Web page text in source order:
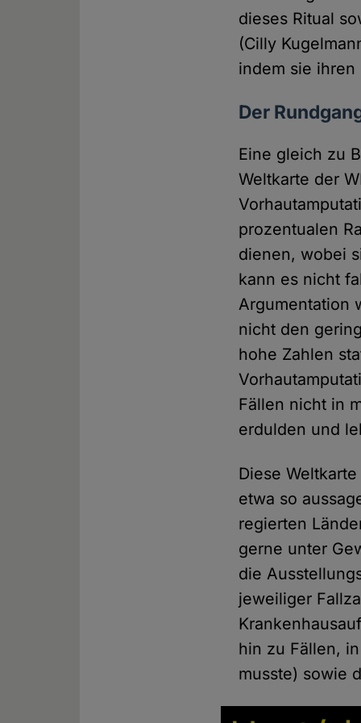
dieses Ritual
(Cilly
indem sie
Der
Eine gleich zu
Weltkarte der
prozentualen
dienen, wobei
kann es nicht
Argumentation
nicht den
hohe Zahlen
Fällen nicht in
erdulden und
Diese
etwa so
regierten
gerne unter
die
jeweiliger
hin zu Fällen,
musste) sowie